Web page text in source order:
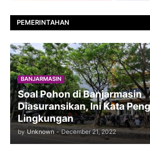
PEMERINTAHAN
BANJARMASIN
Soal Pohon di Banjarmasin
Diasuransikan, Ini Kata
Lingkungan
by Unknown - December 21, 2022